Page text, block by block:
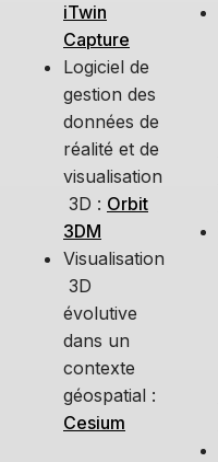
iTwin
Capture
Logiciel de
gestion des
données de
réalité et de
visualisation
3D : Orbit
3DM
Visualisation
3D
évolutive
dans un
contexte
géospatial :
Cesium